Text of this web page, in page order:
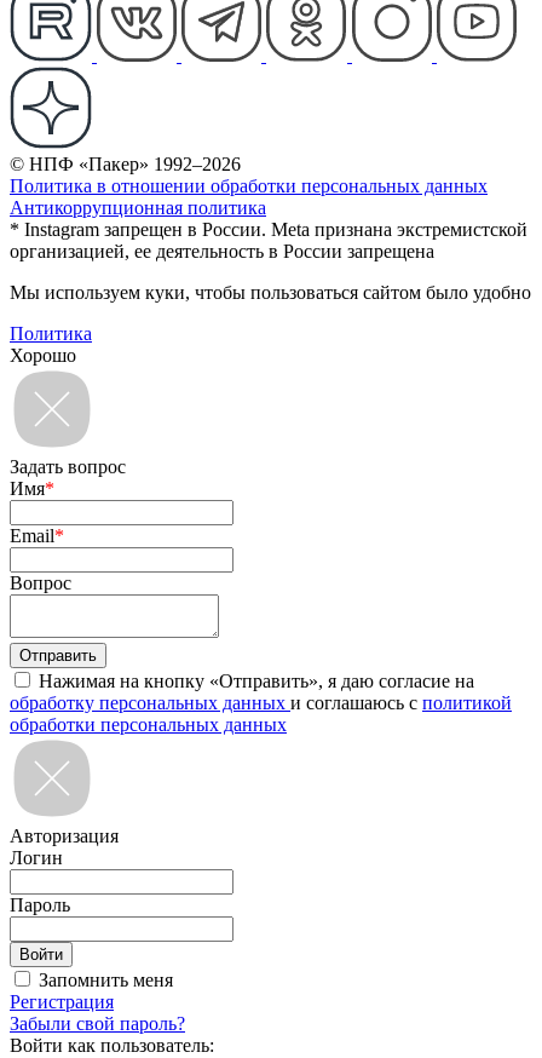
© НПФ «Пакер» 1992–2026
Политика в отношении обработки персональных данных
Антикоррупционная политика
* Instagram запрещен в России. Meta признана экстремистской
организацией, ее деятельность в России запрещена
Мы используем куки, чтобы пользоваться сайтом было удобно
Политика
Хорошо
Задать вопрос
Имя*
Email*
Вопрос
Нажимая на кнопку «Отправить», я даю согласие на
обработку персональных данных и соглашаюсь с политикой
обработки персональных данных
Авторизация
Логин
Пароль
Запомнить меня
Регистрация
Забыли свой пароль?
Войти как пользователь: